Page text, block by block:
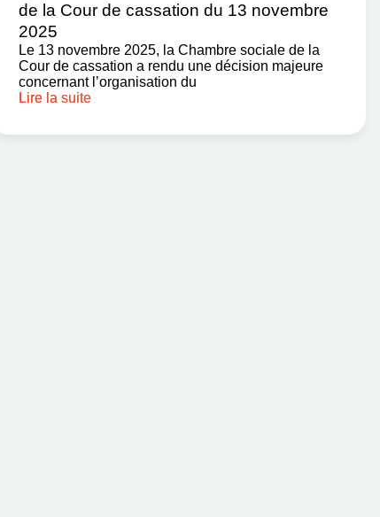
de la Cour de cassation du 13 novembre
2025
Le 13 novembre 2025, la Chambre sociale de la
Cour de cassation a rendu une décision majeure
concernant l’organisation du
Lire la suite